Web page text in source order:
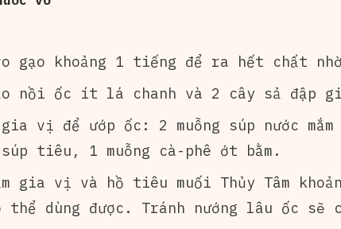
gạo khoảng 1 tiếng để ra hết chất
nồi ốc ít lá chanh và 2 cây sả đập
gia vị để ướp ốc: 2 muỗng súp nước
tiêu, 1 muỗng cà-phê ớt bằm.
gia vị và hồ tiêu muối Thủy Tâm
dùng được. Tránh nướng lâu ốc sẽ